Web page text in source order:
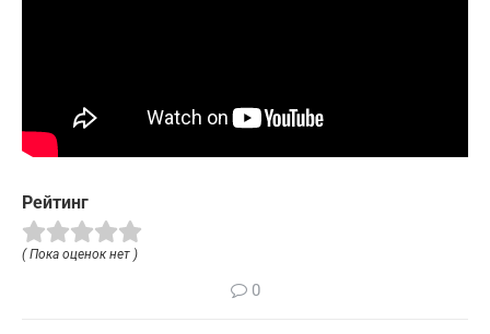
Рейтинг
( Пока оценок нет )
0